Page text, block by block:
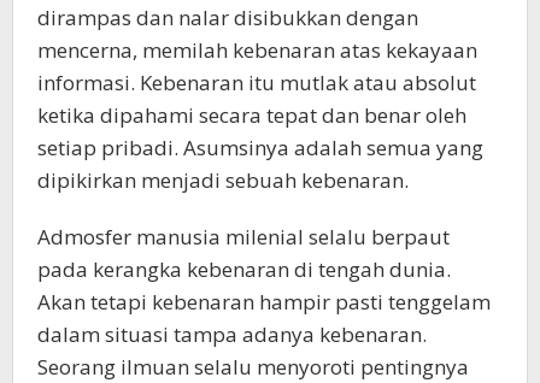
dirampas dan nalar disibukkan dengan
mencerna, memilah kebenaran atas kekayaan
informasi. Kebenaran itu mutlak atau absolut
ketika dipahami secara tepat dan benar oleh
setiap pribadi. Asumsinya adalah semua yang
dipikirkan menjadi sebuah kebenaran.
Admosfer manusia milenial selalu berpaut
pada kerangka kebenaran di tengah dunia.
Akan tetapi kebenaran hampir pasti tenggelam
dalam situasi tampa adanya kebenaran.
Seorang ilmuan selalu menyoroti pentingnya